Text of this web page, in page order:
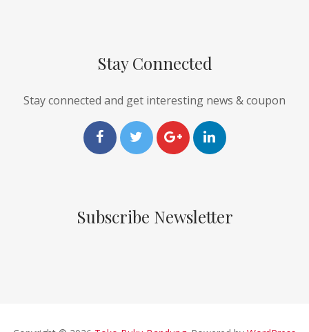
Stay Connected
Stay connected and get interesting news & coupon
Subscribe Newsletter